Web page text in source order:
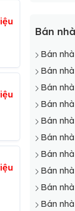
Bán
Bán
Bán
Bán
Bán
Bán
Bán
Bán
Bán
Bán
Bán